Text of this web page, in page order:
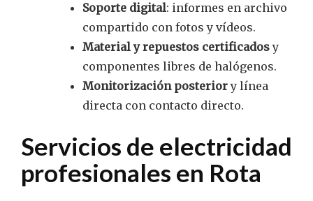
Soporte digital: informes en archivo
compartido con fotos y vídeos.
Material y repuestos certificadosy
componentes libres de halógenos.
Monitorización posteriory línea
directa con contacto directo.
Servicios de electricidad
profesionales en Rota